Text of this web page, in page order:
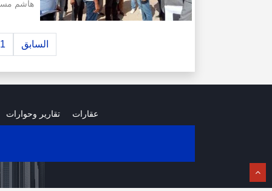
هاشم
السابق 1
عقارات تقارير وحوارات